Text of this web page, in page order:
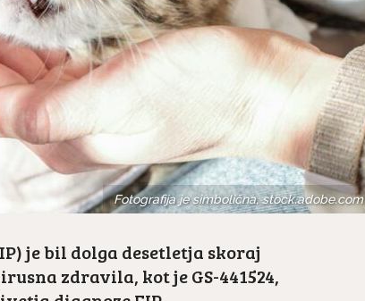
Fotografija je simbolična, stock.adobe.com
je bil dolga desetletja skoraj
zdravila, kot je GS-441524,